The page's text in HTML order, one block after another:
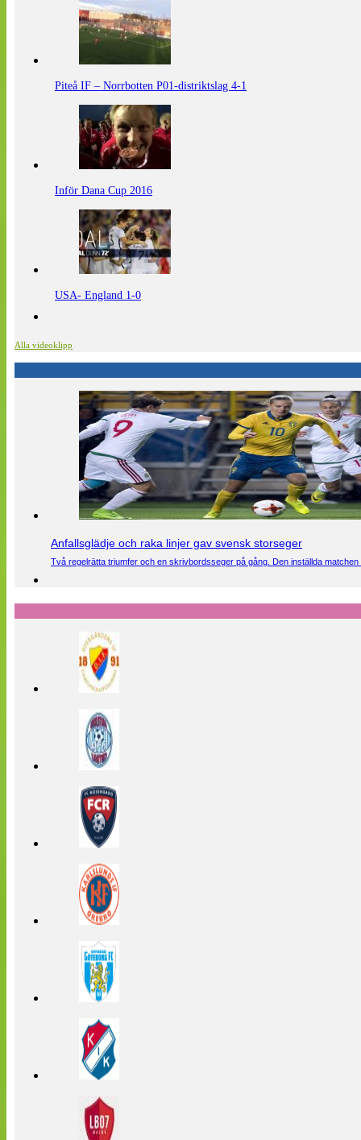
Piteå IF – Norrbotten P01-distriktslag 4-1
Inför Dana Cup 2016
USA- England 1-0
Alla videoklipp
Anfallsglädje och raka linjer gav svensk storseger
Två regelrätta triumfer och en skrivbordsseger på gång. Den inställda